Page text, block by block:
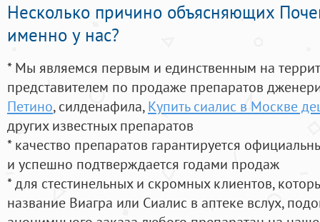
Несколько причино объясняющих
именно у нас?
* Мы являемся первым и единственным на
представителем по продаже препаратов
Петино, силденафила, Купить сиалис в Москве
других известных препаратов
* качество препаратов гарантируется
и успешно подтверждается годами продаж
* для стестинельных и скромных клиентов,
название Виагра или Сиалис в аптеке вслух,